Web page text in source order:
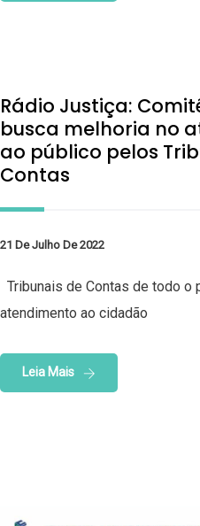
Rádio Justiça:
busca melhoria no
ao público pelos
Contas
21 De Julho De 2022
Tribunais de Contas de todo o
atendimento ao cidadão
Leia Mais